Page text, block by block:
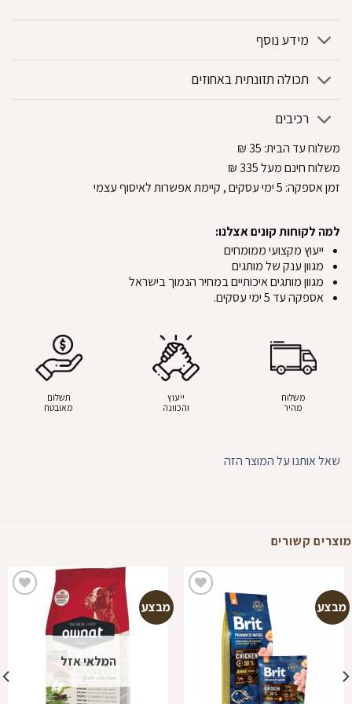
מידע נוסף
תכולה תזונתית באחוזים
רכיבים
משלוח עד הבית:
₪
משלוח חינם מעל 335
₪
זמן אספקה: 5ימי עסקים, קיימת אפשרות לאיסוף עצמי
למה לקוחות קונים אצלנו:
ייעוץ מקצועי ממומחים
מגוון ענק של מותגים
מגוון מותגים איכותיים במחיר הנמוך בישראל
אספקה עד 5 ימי עסקים.
משלוח
מהיר
ייעוץ
והכוונה
תשלום
מאובטח
שאל אותנו על המוצר הזה
מוצרים קשורים
מבצע מבצע
המלאי אזל